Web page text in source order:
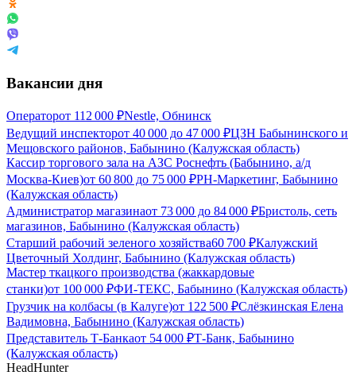
Вакансии дня
Операторот 112 000 ₽Nestle, Обнинск
Ведущий инспекторот 40 000 до 47 000 ₽ЦЗН Бабынинского и
Мещовского районов, Бабынино (Калужская область)
Кассир торгового зала на АЗС Роснефть (Бабынино, а/д
Москва-Киев)от 60 800 до 75 000 ₽РН-Маркетинг, Бабынино
(Калужская область)
Администратор магазинаот 73 000 до 84 000 ₽Бристоль, сеть
магазинов, Бабынино (Калужская область)
Старший рабочий зеленого хозяйства60 700 ₽Калужский
Цветочный Холдинг, Бабынино (Калужская область)
Мастер ткацкого производства (жаккардовые
станки)от 100 000 ₽ФИ-ТЕКС, Бабынино (Калужская область)
Грузчик на колбасы (в Калуге)от 122 500 ₽Слёзкинская Елена
Вадимовна, Бабынино (Калужская область)
Представитель Т-Банкаот 54 000 ₽Т-Банк, Бабынино
(Калужская область)
HeadHunter